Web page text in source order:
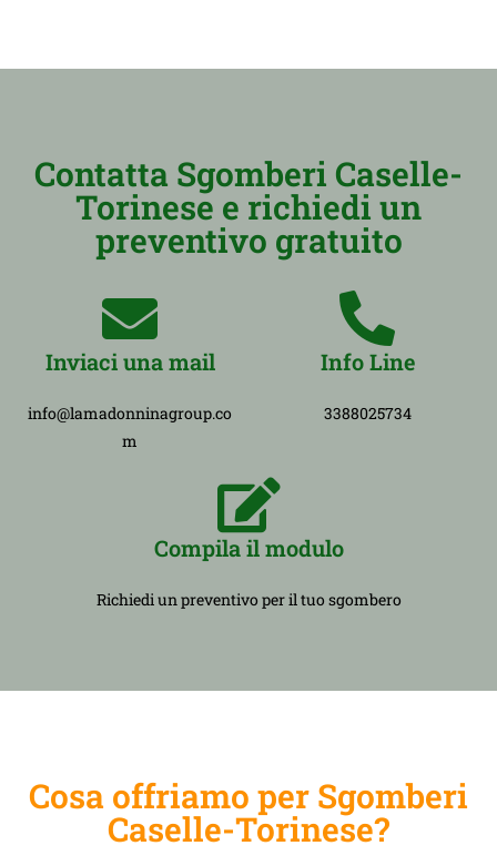
Contatta Sgomberi Caselle-
Torinese e richiedi un
preventivo gratuito
Inviaci una mail
info@lamadonninagroup.co
m
Info Line
3388025734
Compila il modulo
Richiedi un preventivo per il tuo sgombero
Cosa offriamo per Sgomberi
Caselle-Torinese?